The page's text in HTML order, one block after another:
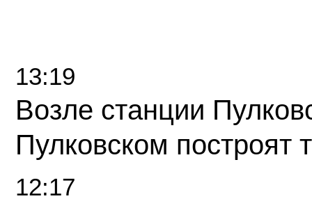
13:19
Возле станции
Пулковском построят
12:17